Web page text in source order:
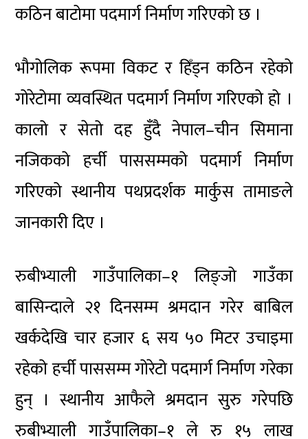
कठिन बाटोमा पदमार्ग निर्माण गरिएको छ ।
भौगोलिक रूपमा विकट र हिँड्न कठिन रहेको
गोरेटोमा व्यवस्थित पदमार्ग निर्माण गरिएको हो ।
कालो र सेतो दह हुँदै नेपाल–चीन सिमाना
नजिकको हर्ची पाससम्मको पदमार्ग निर्माण
गरिएको स्थानीय पथप्रदर्शक मार्कुस तामाङले
जानकारी दिए ।
रुबीभ्याली गाउँपालिका–१ लिङ्जो गाउँका
बासिन्दाले २१ दिनसम्म श्रमदान गरेर बाबिल
खर्कदेखि चार हजार ६ सय ५० मिटर उचाइमा
रहेको हर्ची पाससम्म गोरेटो पदमार्ग निर्माण गरेका
हुन् । स्थानीय आफैले श्रमदान सुरु गरेपछि
रुबीभ्याली गाउँपालिका–१ ले रु १५ लाख